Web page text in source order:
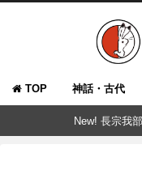
TOP 神話・古代
New! 長宗我